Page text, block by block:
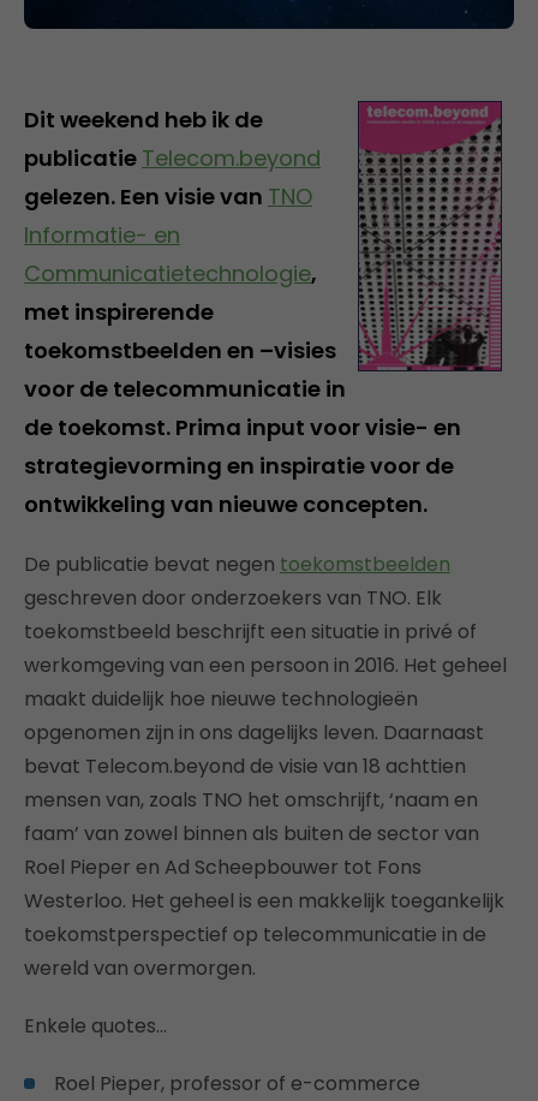
Dit weekend heb ik de
publicatie Telecom.beyond
gelezen. Een visie van TNO
Informatie- en
Communicatietechnologie,
met inspirerende
toekomstbeelden en –visies
voor de telecommunicatie in
de toekomst. Prima input voor visie- en
strategievorming en inspiratie voor de
ontwikkeling van nieuwe concepten.
De publicatie bevat negen toekomstbeelden
geschreven door onderzoekers van TNO. Elk
toekomstbeeld beschrijft een situatie in privé of
werkomgeving van een persoon in 2016. Het geheel
maakt duidelijk hoe nieuwe technologieën
opgenomen zijn in ons dagelijks leven. Daarnaast
bevat Telecom.beyond de visie van 18 achttien
mensen van, zoals TNO het omschrijft, ‘naam en
faam’ van zowel binnen als buiten de sector van
Roel Pieper en Ad Scheepbouwer tot Fons
Westerloo. Het geheel is een makkelijk toegankelijk
toekomstperspectief op telecommunicatie in de
wereld van overmorgen.
Enkele quotes…
Roel Pieper, professor of e-commerce